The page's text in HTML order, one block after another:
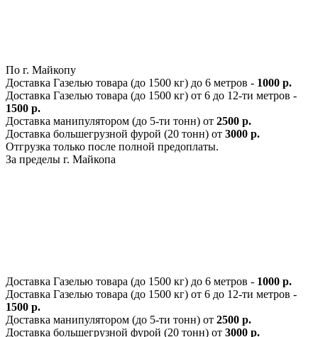
По г. Майкопу
Доставка Газелью товара (до 1500 кг) до 6 метров - 1000 р.
Доставка Газелью товара (до 1500 кг) от 6 до 12-ти метров -
1500 р.
Доставка манипулятором (до 5-ти тонн) от 2500 р.
Доставка большегрузной фурой (20 тонн) от 3000 р.
Отгрузка только после полной предоплаты.
За пределы г. Майкопа
Доставка Газелью товара (до 1500 кг) до 6 метров - 1000 р.
Доставка Газелью товара (до 1500 кг) от 6 до 12-ти метров -
1500 р.
Доставка манипулятором (до 5-ти тонн) от 2500 р.
Доставка большегрузной фурой (20 тонн) от 3000 р.